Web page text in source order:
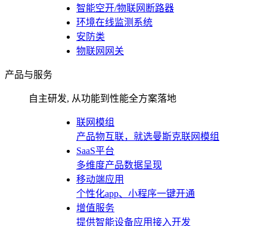
智能空开/物联网断路器
环境在线监测系统
安防类
物联网网关
产品与服务
自主研发, 从功能到性能全方案落地
联网模组
产品物互联，就选曼斯克联网模组
SaaS平台
多维度产品数据呈现
移动端应用
个性化app、小程序一键开通
增值服务
提供智能设备应用接入开发